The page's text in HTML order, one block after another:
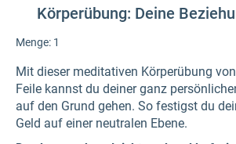
Körperübung: Deine
Menge: 1
Mit dieser meditativen Körperübung
Feile kannst du deiner ganz
auf den Grund gehen. So festigst du
Geld auf einer neutralen Ebene.